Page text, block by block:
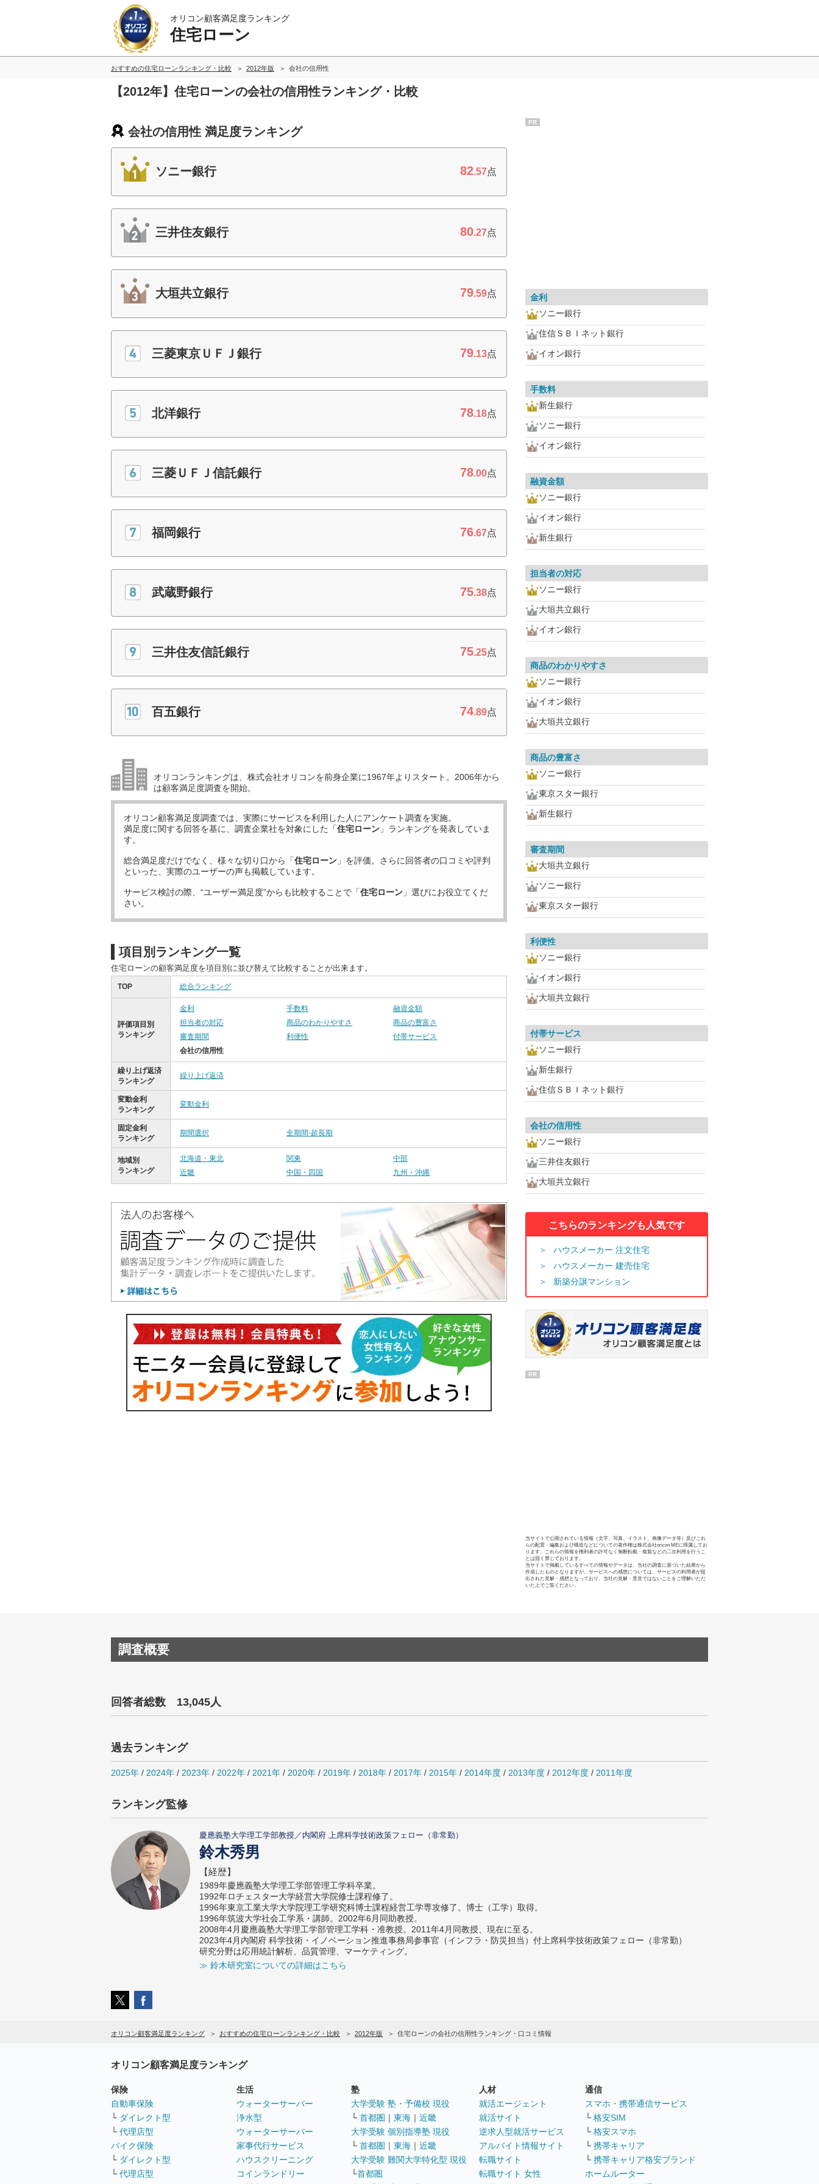
オリコン顧客満足度ランキング
住宅ローン
おすすめの住宅ローンランキング・比較 2012年版 会社の信用性
【2012年】住宅ローンの会社の信用性ランキング・比較
会社の信用性 満足度ランキング
ソニー銀行 82.57点
三井住友銀行 80.27点
大垣共立銀行 79.59点
三菱東京ＵＦＪ銀行 79.13点
北洋銀行 78.18点
三菱ＵＦＪ信託銀行 78.00点
福岡銀行 76.67点
武蔵野銀行 75.38点
三井住友信託銀行 75.25点
百五銀行 74.89点
オリコンランキングは、株式会社オリコンを前身企業に1967年よりスタート。2006年から
は顧客満足度調査を開始。
オリコン顧客満足度調査では、実際にサービスを利用した 人にアンケート調査を実施。
満足度に関する回答を基に、調査企業社を対象にした「住宅ローン 」ランキングを発表していま
す。
総合満足度だけでなく、様々な切り口から「住宅ローン 」を評価。さらに回答者の口コミや評判
といった、実際のユーザーの声も掲載しています。
サービス検討の際、“ユーザー満足度”からも比較することで「住宅ローン 」選びにお役立てくだ
さい。
項目別ランキング一覧
住宅ローンの顧客満足度を項目別に並び替えて比較することが出来ます。
TOP 総合ランキング
評価項目別
ランキング
金利 手数料
融資金額
担当者の対応
商品のわかりやすさ
商品の豊富さ
審査期間
利便性
付帯サービス
会社の信用性
繰り上げ返済
ランキング
繰り上げ返済
変動金利
ランキング
変動金利
固定金利
ランキング
期間選択 全期間-超長期
地域別
ランキング
北海道・東北 関東
中部
近畿
中国・四国 九州・沖縄
PR
金利
ソニー銀行
住信ＳＢＩネット銀行
イオン銀行
手数料
新生銀行
ソニー銀行
イオン銀行
融資金額
ソニー銀行
イオン銀行
新生銀行
担当者の対応
ソニー銀行
大垣共立銀行
イオン銀行
商品のわかりやすさ
ソニー銀行
イオン銀行
大垣共立銀行
商品の豊富さ
ソニー銀行
東京スター銀行
新生銀行
審査期間
大垣共立銀行
ソニー銀行
東京スター銀行
利便性
ソニー銀行
イオン銀行
大垣共立銀行
付帯サービス
ソニー銀行
新生銀行
住信ＳＢＩネット銀行
会社の信用性
ソニー銀行
三井住友銀行
大垣共立銀行
こちらのランキングも人気です
ハウスメーカー 注文住宅
ハウスメーカー 建売住宅
新築分譲マンション
PR
当サイトで公開されている情報（文字、写真、イラスト、画像データ等）及びこれ
らの配置・編集および構造などについての著作権は株式会社oricon MEに帰属してお
ります。これらの情報を権利者の許可なく無断転載・複製などの二次利用を行うこ
とは固く禁じております。
当サイトで掲載しているすべての情報やデータは、当社の調査に基づいた結果から
作成したものとなりますが、サービスへの感想については、サービスの利用者が提
出された見解・感想となっており、当社の見解・意見ではないことをご理解いただ
いた上でご覧ください。
調査概要
回答者総数 13,045人
過去ランキング
2025年 / 2024年 / 2023年 / 2022年 / 2021年 / 2020年 / 2019年 / 2018年 / 2017年 / 2015年 / 2014年度 / 2013年度 / 2012年度 / 2011年度
ランキング監修
慶應義塾大学理工学部教授／内閣府 上席科学技術政策フェロー（非常勤）
鈴木秀男
【経歴】
1989年慶應義塾大学理工学部管理工学科卒業。
1992年ロチェスター大学経営大学院修士課程修了。
1996年東京工業大学大学院理工学研究科博士課程経営工学専攻修了。博士（工学）取得。
1996年筑波大学社会工学系・講師。2002年6月同助教授。
2008年4月慶應義塾大学理工学部管理工学科・准教授。2011年4月同教授、現在に至る。
2023年4月内閣府 科学技術・イノベーション推進事務局参事官（インフラ・防災担当）付上席科学技術政策フェロー（非常勤）
研究分野は応用統計解析、品質管理、マーケティング。
≫ 鈴木研究室についての詳細はこちら
オリコン顧客満足度ランキング おすすめの住宅ローンランキング・比較 2012年版 住宅ローンの会社の信用性ランキング・口コミ情報
オリコン顧客満足度ランキング
保険
自動車保険
└ ダイレクト型
└ 代理店型
バイク保険
└ ダイレクト型
└ 代理店型
生活
ウォーターサーバー
浄水型
ウォーターサーバー
家事代行サービス
ハウスクリーニング
コインランドリー
塾
大学受験 塾・予備校 現役
└ 首都圏 ｜ 東海 ｜ 近畿
大学受験 個別指導塾 現役
└ 首都圏 ｜ 東海 ｜ 近畿
大学受験 難関大学特化型 現役
└首都圏
人材
就活エージェント
就活サイト
逆求人型就活サービス
アルバイト情報サイト
転職サイト
転職サイト 女性
通信
スマホ・携帯通信サービス
└ 格安SIM
└ 格安スマホ
└ 携帯キャリア
└ 携帯キャリア格安ブランド
ホームルーター